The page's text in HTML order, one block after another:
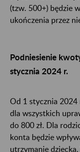
(tzw. 500+) będzie
ukończenia przez
Podniesienie
stycznia 2024 r.
Od 1 stycznia 2024
dla wszystkich
do 800 zł. Dla
konta będzie
utrzymanie